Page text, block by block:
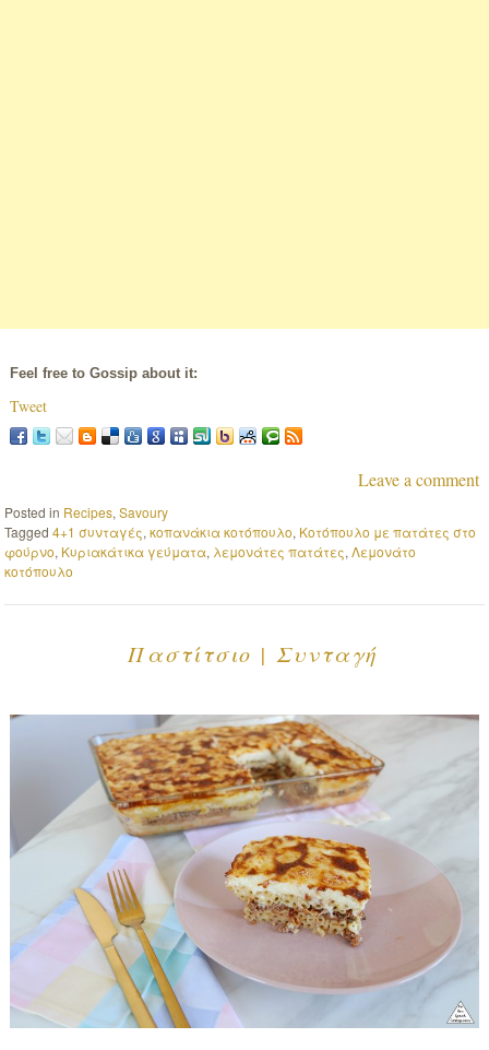
Feel free to Gossip about it:
Tweet
Leave a comment
Posted in Recipes,Savoury
Tagged4+1 συνταγές,κοπανάκια κοτόπουλο, Κοτόπουλο με πατάτες στο
φούρνο, Κυριακάτικα γεύματα, λεμονάτες πατάτες,Λεμονάτο
κοτόπουλο
Παστίτσιο | Συνταγή